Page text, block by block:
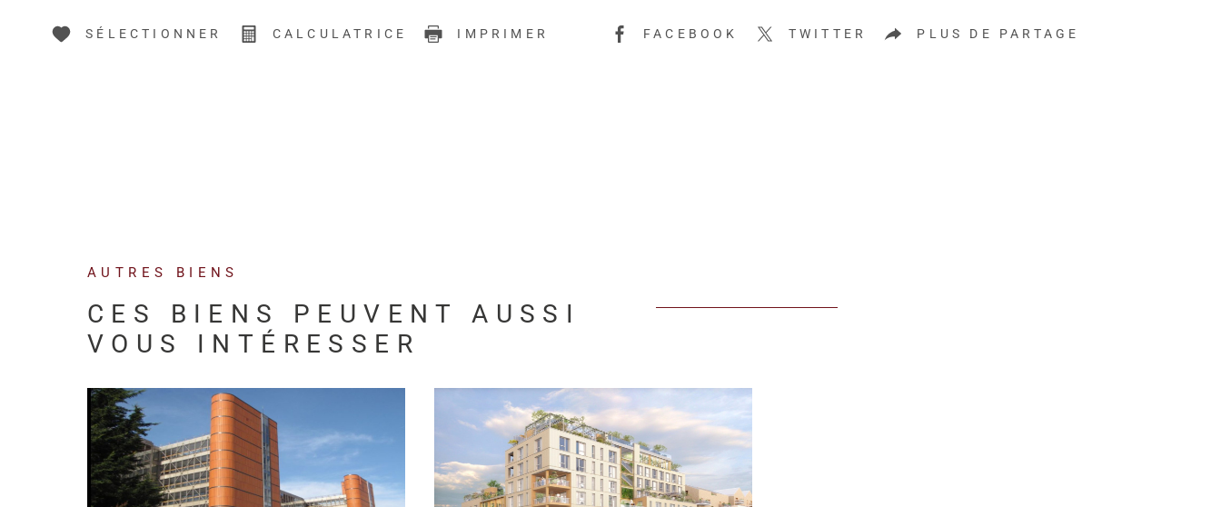
SÉLECTIONNER CALCULATRICE IMPRIMER FACEBOOK TWITTER PLUS DE PARTAGE
AUTRES BIENS
CES BIENS PEUVENT AUSSI
VOUS INTÉRESSER
VOIR LE BIEN VOIR LE BIEN